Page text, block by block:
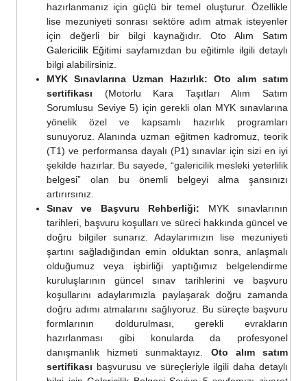
hazırlanmanız için güçlü bir temel oluşturur. Özellikle
lise mezuniyeti sonrası sektöre adım atmak isteyenler
için değerli bir bilgi kaynağıdır.Oto Alım Satım
Galericilik Eğitimi sayfamızdan bu eğitimle ilgili detaylı
bilgi alabilirsiniz.
MYK Sınavlarına Uzman Hazırlık:
Oto alım satım
sertifikası (Motorlu Kara Taşıtları Alım Satım
Sorumlusu Seviye 5) için gerekli olan MYK sınavlarına
yönelik özel ve kapsamlı hazırlık programları
sunuyoruz. Alanında uzman eğitmen kadromuz, teorik
(T1) ve performansa dayalı (P1) sınavlar için sizi en iyi
şekilde hazırlar. Bu sayede, “galericilik mesleki yeterlilik
belgesi” olan bu önemli belgeyi alma şansınızı
artırırsınız.
Sınav ve Başvuru Rehberliği: MYK sınavlarının
tarihleri, başvuru koşulları ve süreci hakkında güncel ve
doğru bilgiler sunarız. Adaylarımızın lise mezuniyeti
şartını sağladığından emin olduktan sonra, anlaşmalı
olduğumuz veya işbirliği yaptığımız belgelendirme
kuruluşlarının güncel sınav tarihlerini ve başvuru
koşullarını adaylarımızla paylaşarak doğru zamanda
doğru adımı atmalarını sağlıyoruz. Bu süreçte başvuru
formlarının doldurulması, gerekli evrakların
hazırlanması gibi konularda da profesyonel
danışmanlık hizmeti sunmaktayız. Oto alım satım
sertifikası başvurusu ve süreçleriyle ilgili daha detaylı